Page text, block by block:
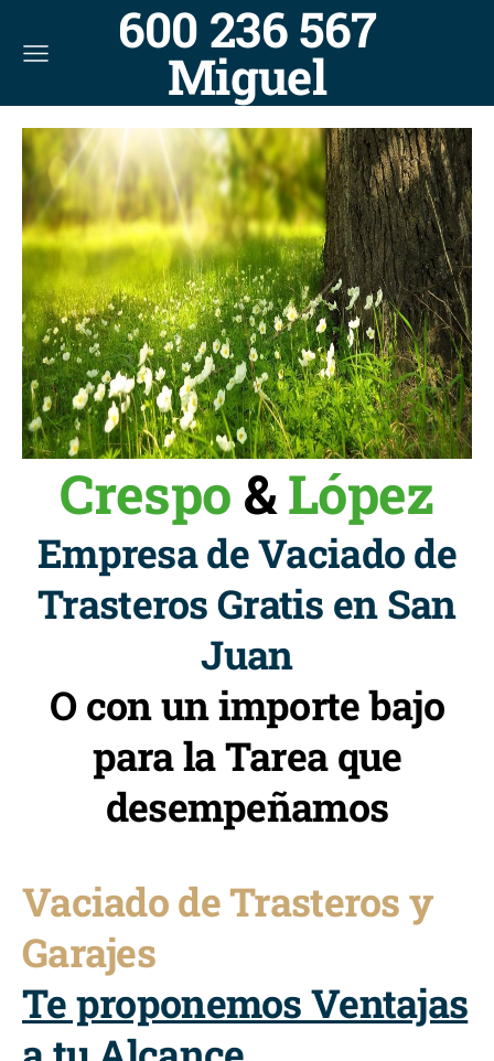
600 236 567
Miguel
Crespo &López
Empresa de Vaciado de
Trasteros Gratis en San
Juan
O con un importe bajo
para la Tarea que
desempeñamos
Vaciado de Trasteros y
Garajes
Te proponemos Ventajas